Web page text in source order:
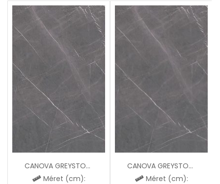
CANOVA GREYSTONE LUCIDO
Méret (cm):
CANOVA GREYSTONE MAT
Méret (cm):